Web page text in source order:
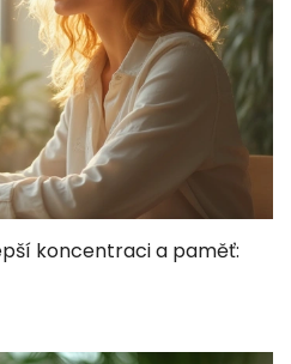
koncentraci a paměť: